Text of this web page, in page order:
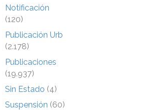
Notificación
(120)
Publicación Urb
(2.178)
Publicaciones
(19.937)
Sin Estado (4)
Suspensión (60)